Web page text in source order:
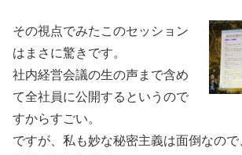
その視点でみたこのセッション
はまさに驚きです。
社内経営会議の生の声まで含め
て全社員に公開するというので
すからすごい。
ですが、私も妙な秘密主義は面倒なの